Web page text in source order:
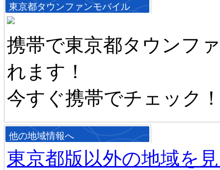
東京都タウンファンモバイル
携帯で東京都タウンフ
れます！
今すぐ携帯でチェック
他の地域情報へ
東京都版以外の地域を